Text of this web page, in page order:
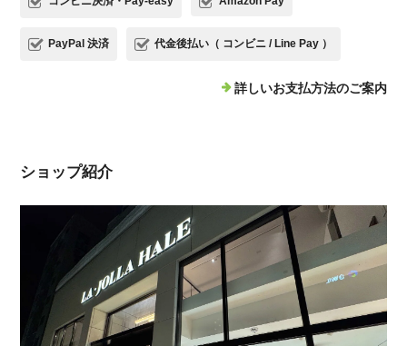
PayPal 決済 代金後払い（ コンビニ / Line Pay ）
詳しいお支払方法のご案内
ショップ紹介